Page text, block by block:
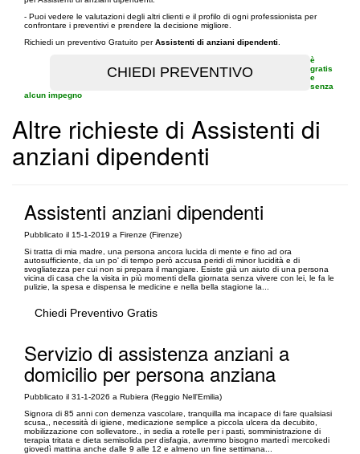
- Puoi vedere le valutazioni degli altri clienti e il profilo di ogni professionista per
confrontare i preventivi e prendere la decisione migliore.
Richiedi un preventivo Gratuito perAssistenti di anziani dipendenti
è
gratis
e
senza
alcun impegno
Altre richieste di Assistenti di
anziani dipendenti
Assistenti anziani dipendenti
Pubblicato il 15-1-2019 a Firenze (Firenze)
Si tratta di mia madre, una persona ancora lucida di mente e fino ad ora
autosufficiente, da un po' di tempo però accusa peridi di minor lucidità e di
svogliatezza per cui non si prepara il mangiare. Esiste già un aiuto di una persona
vicina di casa che la visita in più momenti della giornata senza vivere con lei, le fa le
pulizie, la spesa e dispensa le medicine e nella bella stagione la...
Chiedi Preventivo Gratis
Servizio di assistenza anziani a
domicilio per persona anziana
Pubblicato il 31-1-2026 a Rubiera (Reggio Nell'Emilia)
Signora di 85 anni con demenza vascolare, tranquilla ma incapace di fare qualsiasi
scusa,, necessità di igiene, medicazione semplice a piccola ulcera da decubito,
mobilizzazione con sollevatore., in sedia a rotelle per i pasti, somministrazione di
terapia tritata e dieta semisolida per disfagia, avremmo bisogno martedì mercokedi
giovedì mattina anche dalle 9 alle 12 e almeno un fine settimana...